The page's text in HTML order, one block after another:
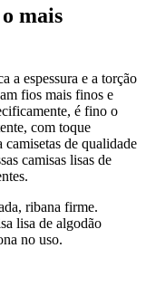
mais
a espessura e a torção
fios mais finos e
é fino o
com toque
de qualidade
camisas lisas de
ribana firme.
lisa de algodão
no uso.